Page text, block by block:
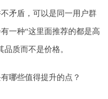
矛盾，可以是同一用户群
一种“这里面推荐的都是高
质而不是价格。